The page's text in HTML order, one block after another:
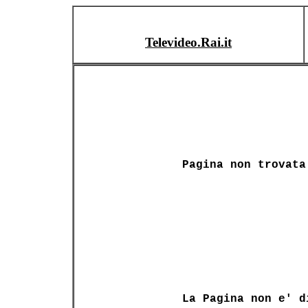
Televideo.Rai.it
Pagina non trovata
La Pagina non e'